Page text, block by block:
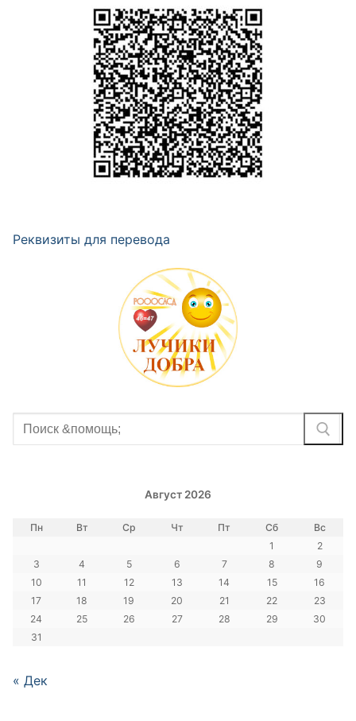
Реквизиты для перевода
Найти:
Август 2026
Пн Вт Ср Чт Пт Сб
Вс
1
2
3
4 5 6 7 8
9
10
11 12 13 14 15
16
17
18 19 20 21 22
23
24
25 26 27 28 29
30
31
« Дек